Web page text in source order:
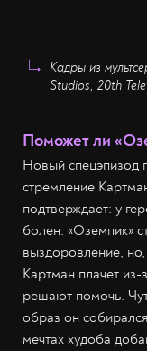
Кадры из
Studios, 20th
Поможет ли
Новый спецэпизод
стремление
подтверждает: у
болен. «Оземпик»
выздоровление,
Картман плачет
решают помочь.
образ он
мечтах худоба